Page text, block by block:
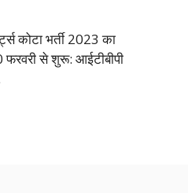
कोटा भर्ती 2023 का
से शुरू: आईटीबीपी